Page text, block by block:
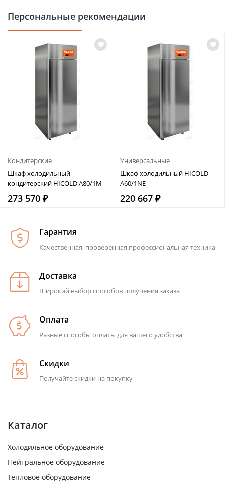
Персональные рекомендации
Кондитерские
Шкаф холодильный
кондитерский HICOLD A80/1M
273 570 ₽
Универсальные
Шкаф холодильный HICOLD
A60/1NE
220 667 ₽
Гарантия
Качественная, проверенная профессиональная техника
Доставка
Широкий выбор способов получения заказа
Оплата
Разные способы оплаты для вашего удобства
Скидки
Получайте скидки на покупку
Каталог
Холодильное оборудование
Нейтральное оборудование
Тепловое оборудование